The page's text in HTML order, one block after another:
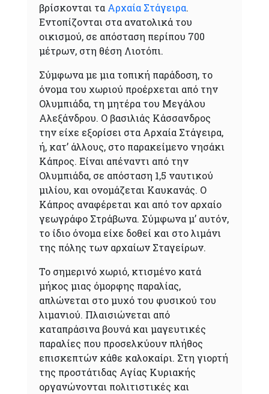
βρίσκονται τα Αρχαία Στάγειρα.
Εντοπίζονται στα ανατολικά του
οικισμού, σε απόσταση περίπου 700
μέτρων, στη θέση Λιοτόπι.
Σύμφωνα με μια τοπική παράδοση, το
όνομα του χωριού προέρχεται από την
Ολυμπιάδα, τη μητέρα του Μεγάλου
Αλεξάνδρου. Ο βασιλιάς Κάσσανδρος
την είχε εξορίσει στα Αρχαία Στάγειρα,
ή, κατ’ άλλους, στο παρακείμενο νησάκι
Κάπρος. Είναι απέναντι από την
Ολυμπιάδα, σε απόσταση 1,5 ναυτικού
μιλίου, και ονομάζεται Καυκανάς. Ο
Κάπρος αναφέρεται και από τον αρχαίο
γεωγράφο Στράβωνα. Σύμφωνα μ’ αυτόν,
το ίδιο όνομα είχε δοθεί και στο λιμάνι
της πόλης των αρχαίων Σταγείρων.
Το σημερινό χωριό, κτισμένο κατά
μήκος μιας όμορφης παραλίας,
απλώνεται στο μυχό του φυσικού του
λιμανιού. Πλαισιώνεται από
καταπράσινα βουνά και μαγευτικές
παραλίες που προσελκύουν πλήθος
επισκεπτών κάθε καλοκαίρι. Στη γιορτή
της προστάτιδας Αγίας Κυριακής
οργανώνονται πολιτιστικές και